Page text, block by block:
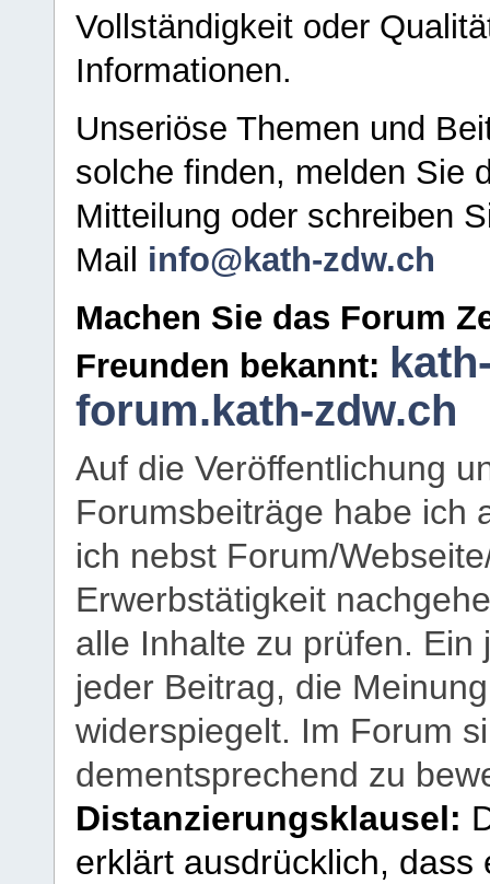
Vollständigkeit oder
Informationen.
Unseriöse Themen und
solche finden, melden Sie
Mitteilung oder schreiben
Mail info@kath-zdw.ch
Machen Sie das Forum
Freunden bekannt:
forum.kath-zdw.ch
Auf die Veröffentlichung
Forumsbeiträge habe ich
ich nebst Forum/
Erwerbstätigkeit
alle Inhalte zu prüfen.
jeder Beitrag, die
widerspiegelt. Im Forum
dementsprechend zu
Distanzierungsklausel:
erklärt ausdrücklich,